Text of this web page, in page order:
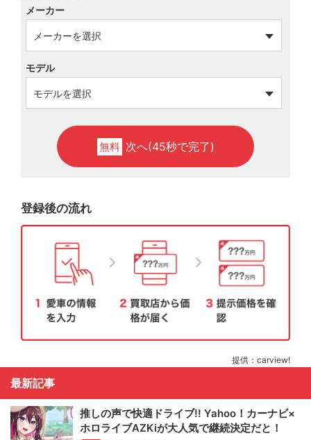
メーカー
モデル
無料 次へ(45秒で完了)
登録後の流れ
提供：carview!
最新記事
推しの声で快適ドライブ!! Yahoo！カーナビ×
ホロライブAZKiが大人気で継続決定だと！